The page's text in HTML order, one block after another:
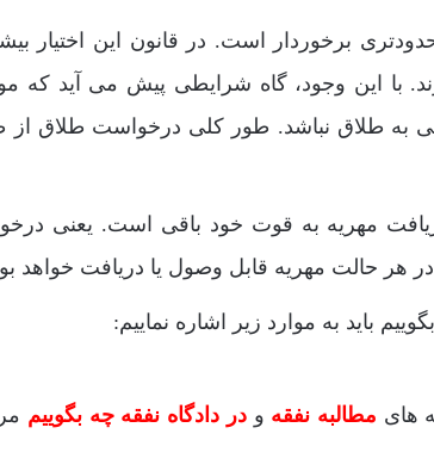
برخوردار است. در قانون این اختیار
با این وجود، گاه شرایطی پیش می آید که
طلاق نباشد. طور کلی درخواست طلاق
مهریه به قوت خود باقی است. یعنی
هر حالت مهریه قابل وصول یا دریافت خواهد
باید به موارد زیر اشاره نماییم:
های مطالبه نفقه ودر دادگاه نفقه چه بگوییم